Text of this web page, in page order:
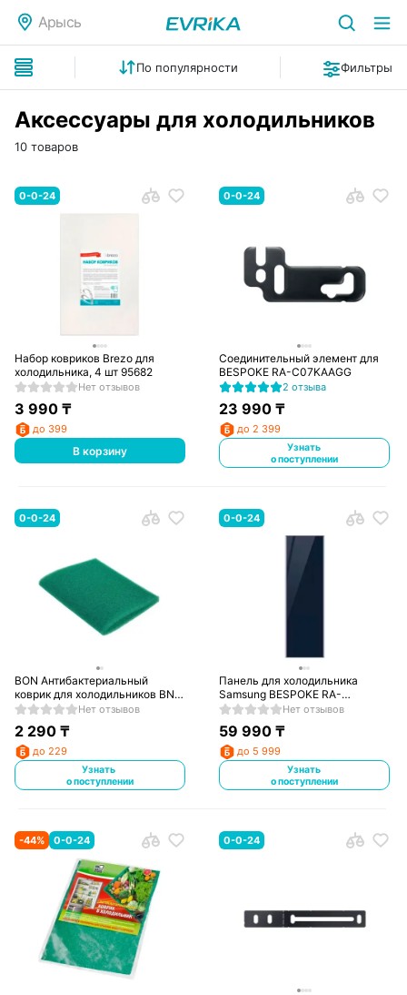
Арысь
По популярности Фильтры
Аксессуары для холодильников
10 товаров
0-0-24
Набор ковриков Brezo для
холодильника, 4 шт 95682
Нет отзывов
3 990₸
до 399
В корзину
0-0-24
Соединительный элемент для
BESPOKE RA-C07KAAGG
2 отзыва
23 990 ₸
до 2 399
Узнать
о поступлении
0-0-24
BON Антибактериальный
коврик для холодильников BN-
612
Нет отзывов
2 290₸
до 229
Узнать
о поступлении
0-0-24
Панель для холодильника
Samsung BESPOKE RA-
R23DAA41GGНет отзывов
59 990 ₸
до 5 999
Узнать
о поступлении
-44% 0-0-24 0-0-24